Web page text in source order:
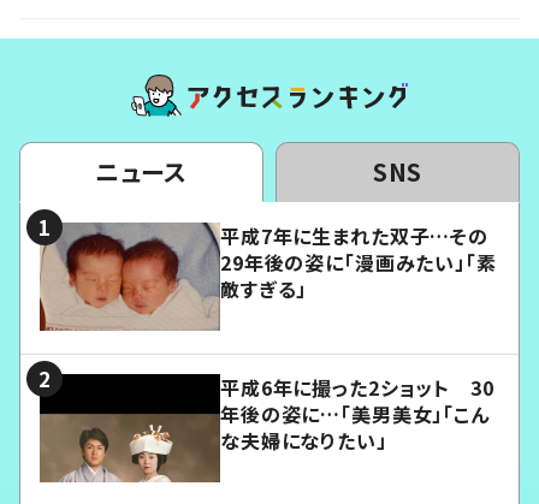
ニュース SNS
平成7年に生まれた双子…その
29年後の姿に「漫画みたい」「素
敵すぎる」
平成6年に撮った2ショット 30
年後の姿に…「美男美女」「こん
な夫婦になりたい」